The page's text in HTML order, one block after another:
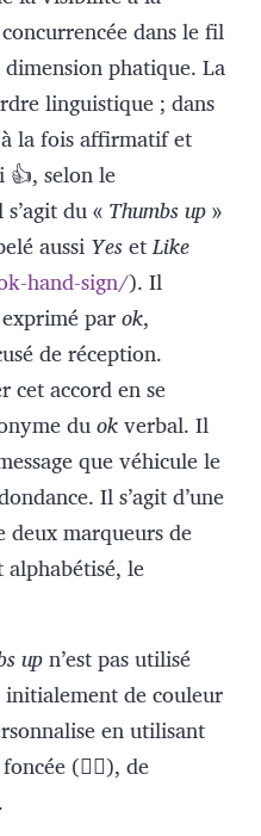
dans le fil
dimension phatique. La
linguistique ; dans
la fois affirmatif et
👍, selon le
du «Thumbs up»
aussi YesetLike
hand-sign/). Il
parok,
de réception.
cet accord en se
duokverbal. Il
que véhicule le
Il s’agit d’une
marqueurs de
le
upn’est pas utilisé
de couleur
en utilisant
(👍🏼), de